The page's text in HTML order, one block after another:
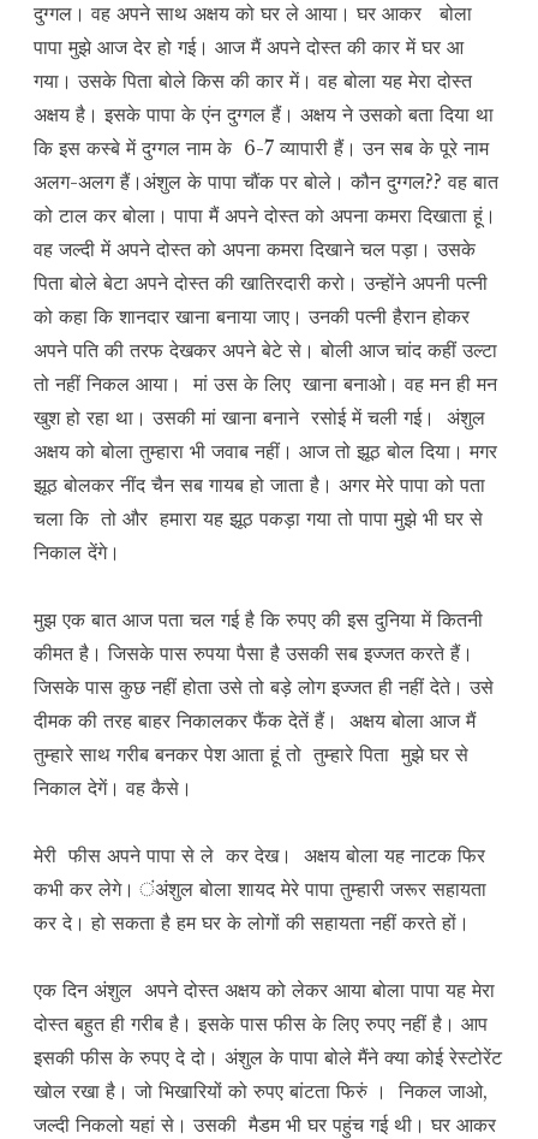
दुग्गल। वह अपने साथ अक्षय को घर ले आया। घर आकर बोला
पापा मुझे आज देर हो गई। आज मैं अपने दोस्त की कार में घर आ
गया। उसके पिता बोले किस की कार में। वह बोला यह मेरा दोस्त
अक्षय है। इसके पापा के एंन दुग्गल हैं। अक्षय ने उसको बता दिया था
कि इस कस्बे में दुग्गल नाम के 6-7 व्यापारी हैं। उन सब के पूरे नाम
अलग-अलग हैं।अंशुल के पापा चौंक पर बोले। कौन दुग्गल?? वह बात
को टाल कर बोला। पापा मैं अपने दोस्त को अपना कमरा दिखाता हूं।
वह जल्दी में अपने दोस्त को अपना कमरा दिखाने चल पड़ा। उसके
पिता बोले बेटा अपने दोस्त की खातिरदारी करो। उन्होंने अपनी पत्नी
को कहा कि शानदार खाना बनाया जाए। उनकी पत्नी हैरान होकर
अपने पति की तरफ देखकर अपने बेटे से। बोली आज चांद कहीं उल्टा
तो नहीं निकल आया। मां उस के लिए खाना बनाओ। वह मन ही मन
खुश हो रहा था। उसकी मां खाना बनाने रसोई में चली गई। अंशुल
अक्षय को बोला तुम्हारा भी जवाब नहीं। आज तो झूठ बोल दिया। मगर
झूठ बोलकर नींद चैन सब गायब हो जाता है। अगर मेरे पापा को पता
चला कि तो और हमारा यह झूठ पकड़ा गया तो पापा मुझे भी घर से
निकाल देंगे।
मुझ एक बात आज पता चल गई है कि रुपए की इस दुनिया में कितनी
कीमत है। जिसके पास रुपया पैसा है उसकी सब इज्जत करते हैं।
जिसके पास कुछ नहीं होता उसे तो बड़े लोग इज्जत ही नहीं देते। उसे
दीमक की तरह बाहर निकालकर फैंक देतें हैं। अक्षय बोला आज मैं
तुम्हारे साथ गरीब बनकर पेश आता हूं तो तुम्हारे पिता मुझे घर से
निकाल देगें। वह कैसे।
मेरी फीस अपने पापा से ले कर देख। अक्षय बोला यह नाटक फिर
कभी कर लेगे। ंअंशुल बोला शायद मेरे पापा तुम्हारी जरूर सहायता
कर दे। हो सकता है हम घर के लोगों की सहायता नहीं करते हों।
एक दिन अंशुल अपने दोस्त अक्षय को लेकर आया बोला पापा यह मेरा
दोस्त बहुत ही गरीब है। इसके पास फीस के लिए रुपए नहीं है। आप
इसकी फीस के रुपए दे दो। अंशुल के पापा बोले मैंने क्या कोई रेस्टोरेंट
खोल रखा है। जो भिखारियों को रुपए बांटता फिरुं । निकल जाओ,
जल्दी निकलो यहां से। उसकी मैडम भी घर पहुंच गई थी। घर आकर